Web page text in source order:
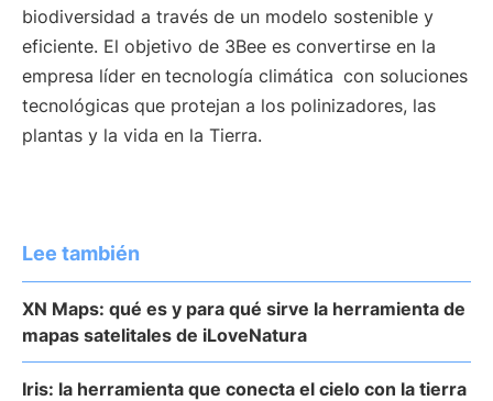
biodiversidad a través de un modelo sostenible y
eficiente. El objetivo de 3Bee es convertirse en la
empresa líder en tecnología climática con soluciones
tecnológicas que protejan a los polinizadores, las
plantas y la vida en la Tierra.
Lee también
XN Maps: qué es y para qué sirve la herramienta de
mapas satelitales de iLoveNatura
Iris: la herramienta que conecta el cielo con la tierra